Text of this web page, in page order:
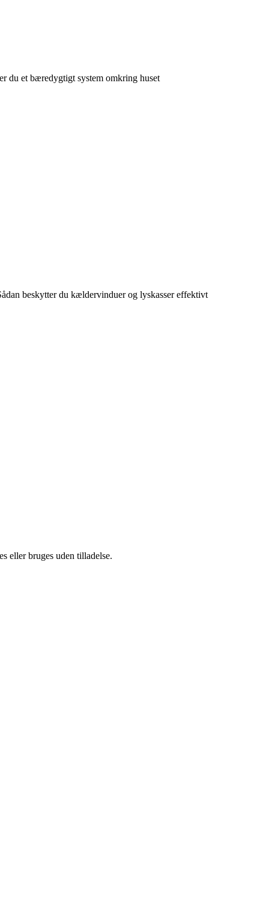
du et bæredygtigt system omkring huset
beskytter du kældervinduer og lyskasser effektivt
eller bruges uden tilladelse.